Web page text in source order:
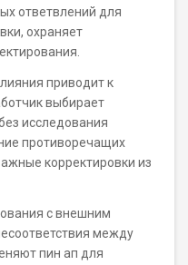
ответвлений для
охраняет
приводит к
выбирает
исследования
противоречащих
корректировки из
с внешним
между
пин ап для